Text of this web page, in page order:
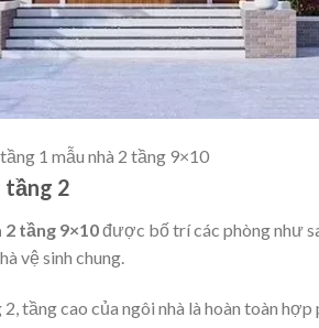
1 mẫu nhà 2 tầng 9×10
tầng 2
2 tầng 9×10được bố trí các phòng như
vệ sinh chung.
tầng cao của ngôi nhà là hoàn toàn